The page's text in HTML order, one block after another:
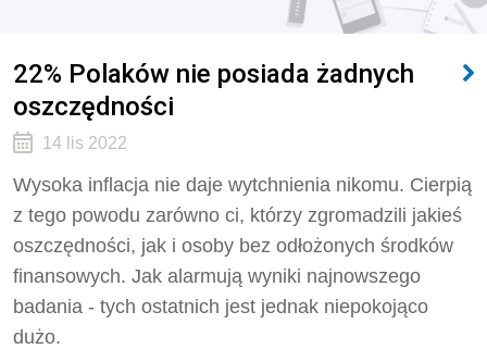
22% Polaków nie posiada żadnych
oszczędności
14 lis 2022
Wysoka inflacja nie daje wytchnienia nikomu. Cierpią
z tego powodu zarówno ci, którzy zgromadzili jakieś
oszczędności, jak i osoby bez odłożonych środków
finansowych. Jak alarmują wyniki najnowszego
badania - tych ostatnich jest jednak niepokojąco
dużo.